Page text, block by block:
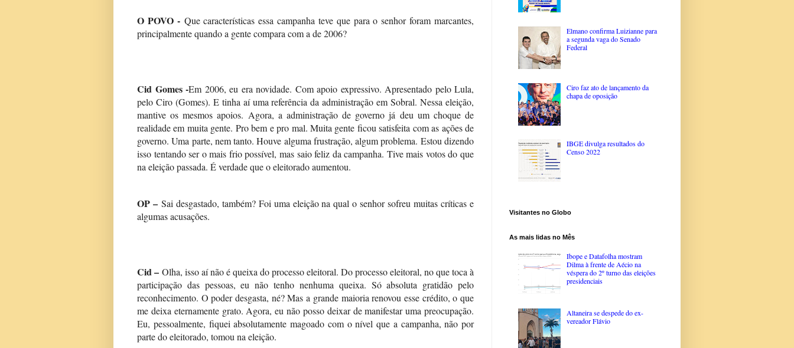
O POVO -Que características essa campanha teve que para o senhor foram marcantes,
principalmente quando a gente compara com a de 2006?
Cid Gomes -Em 2006, eu era novidade. Com apoio expressivo. Apresentado pelo Lula,
pelo Ciro (Gomes). E tinha aí uma referência da administração em Sobral. Nessa eleição,
mantive os mesmos apoios. Agora, a administração de governo já deu um choque de
realidade em muita gente. Pro bem e pro mal. Muita gente ficou satisfeita com as ações de
governo. Uma parte, nem tanto. Houve alguma frustração, algum problema. Estou dizendo
isso tentando ser o mais frio possível, mas saio feliz da campanha. Tive mais votos do que
na eleição passada. É verdade que o eleitorado aumentou.
OP –Sai desgastado, também? Foi uma eleição na qual o senhor sofreu muitas críticas e
algumas acusações.
Cid – Olha, isso aí não é queixa do processo eleitoral. Do processo eleitoral, no que toca à
participação das pessoas, eu não tenho nenhuma queixa. Só absoluta gratidão pelo
reconhecimento. O poder desgasta, né? Mas a grande maioria renovou esse crédito, o que
me deixa eternamente grato. Agora, eu não posso deixar de manifestar uma preocupação.
Eu, pessoalmente, fiquei absolutamente magoado com o nível que a campanha, não por
parte do eleitorado, tomou na eleição.
Elmano confirma Luizianne para
a segunda vaga do Senado
Federal
Ciro faz ato de lançamento da
chapa de oposição
IBGE divulga resultados do
Censo 2022
Visitantes no Globo
As mais lidas no Mês
Ibope e Datafolha mostram
Dilma à frente de Aécio na
véspera do 2º turno das eleições
presidenciais
Altaneira se despede do ex-
vereador Flávio